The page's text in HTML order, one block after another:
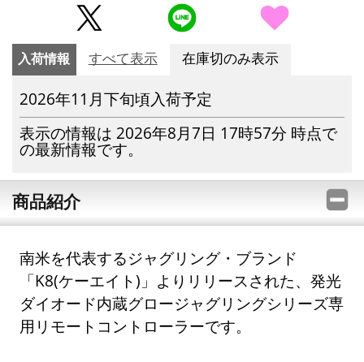
入荷情報 すべて表示 在庫切のみ表示
2026年11月下旬頃入荷予定
表示の情報は 2026年8月7日 17時57分 時点で
の最新情報です。
商品紹介
南米を代表するジャグリング・ブランド
「K8(ケーエイト)」よりリリースされた、発光
ダイオード内蔵グロージャグリングシリーズ専
用リモートコントローラーです。